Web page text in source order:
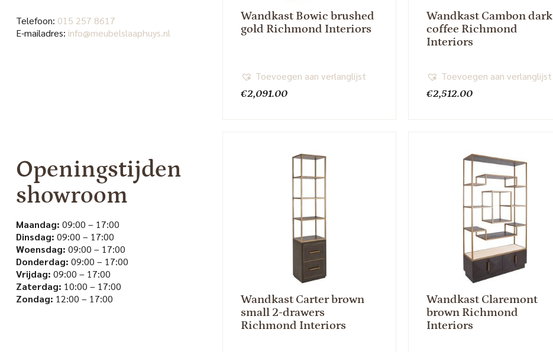
Telefoon: 015 257 8617
E-mailadres: info@meubelslaaphuys.nl
Openingstijden
showroom
Maandag: 09:00 – 17:00
Dinsdag: 09:00 – 17:00
Woensdag: 09:00 – 17:00
Donderdag: 09:00 – 17:00
Vrijdag: 09:00 – 17:00
Zaterdag: 10:00 – 17:00
Zondag: 12:00 – 17:00
Wandkast Bowic brushed
gold Richmond Interiors
€2,091.00
Toevoegen aan verlanglijst
Wandkast Cambon dark
coffee Richmond
Interiors
€2,512.00
Toevoegen aan verlanglijst
Wandkast Carter brown
small 2-drawers
Richmond Interiors
Wandkast Claremont
brown Richmond
Interiors